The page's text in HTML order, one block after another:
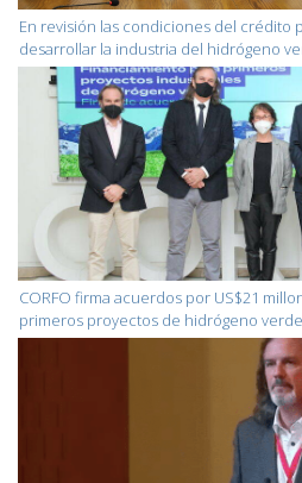
En revisión las condiciones del crédito
desarrollar la industria del hidrógeno
CORFO firma acuerdos por US$21
primeros proyectos de hidrógeno